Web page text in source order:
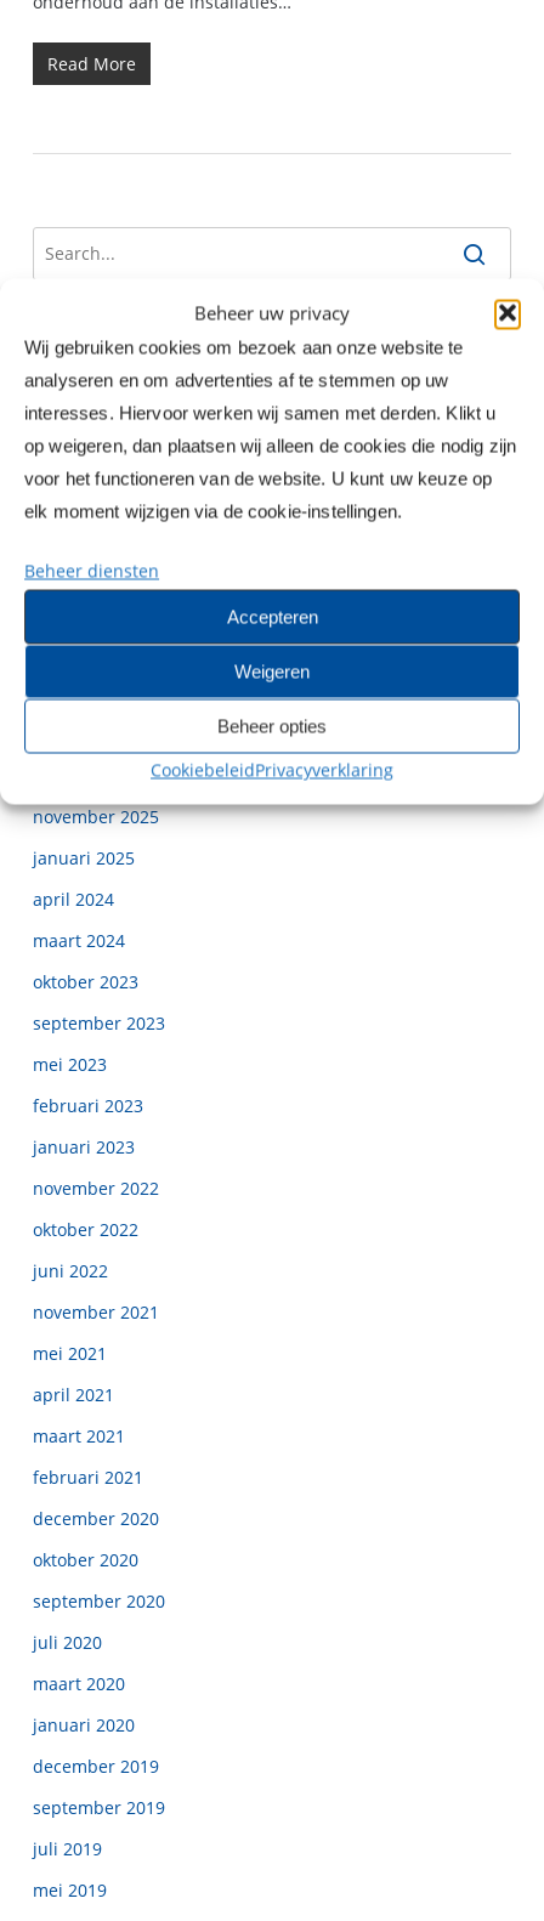
Beheer uw privacy
Wij gebruiken cookies om bezoek aan onze website te
analyseren en om advertenties af te stemmen op uw
interesses. Hiervoor werken wij samen met derden. Klikt u
op weigeren, dan plaatsen wij alleen de cookies die nodig zijn
voor het functioneren van de website. U kunt uw keuze op
elk moment wijzigen via de cookie-instellingen.
Beheer diensten
Accepteren
Weigeren
Beheer opties
CookiebeleidPrivacyverklaring
Read More
Recente berichten
Sureserve breidt uit met overname Bonarius
25-jarig jubileum Herman van Heusden
De Bonarius Academy: the sky is the limit
Bonarius behaalt certificering bodemenergiesystemen
Project Sterflats
een logistiek hoogstandje
november 2025
januari 2025
april 2024
maart 2024
oktober 2023
september 2023
mei 2023
februari 2023
januari 2023
november 2022
oktober 2022
juni 2022
november 2021
mei 2021
april 2021
maart 2021
februari 2021
december 2020
oktober 2020
september 2020
juli 2020
maart 2020
januari 2020
december 2019
september 2019
juli 2019
mei 2019